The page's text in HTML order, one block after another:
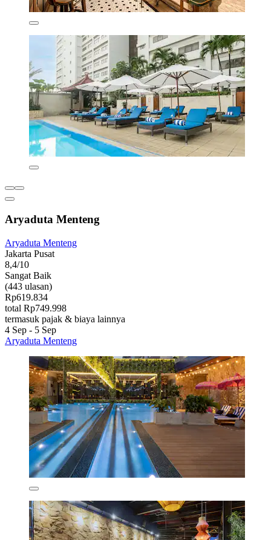
Aryaduta Menteng
Aryaduta Menteng
Jakarta Pusat
8,4/10
Sangat Baik
(443 ulasan)
Rp619.834
total Rp749.998
termasuk pajak & biaya lainnya
4 Sep - 5 Sep
Aryaduta Menteng